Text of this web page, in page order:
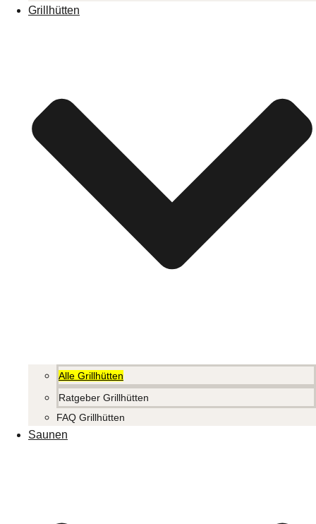
Grillhütten
Alle Grillhütten
Ratgeber Grillhütten
FAQ Grillhütten
Saunen